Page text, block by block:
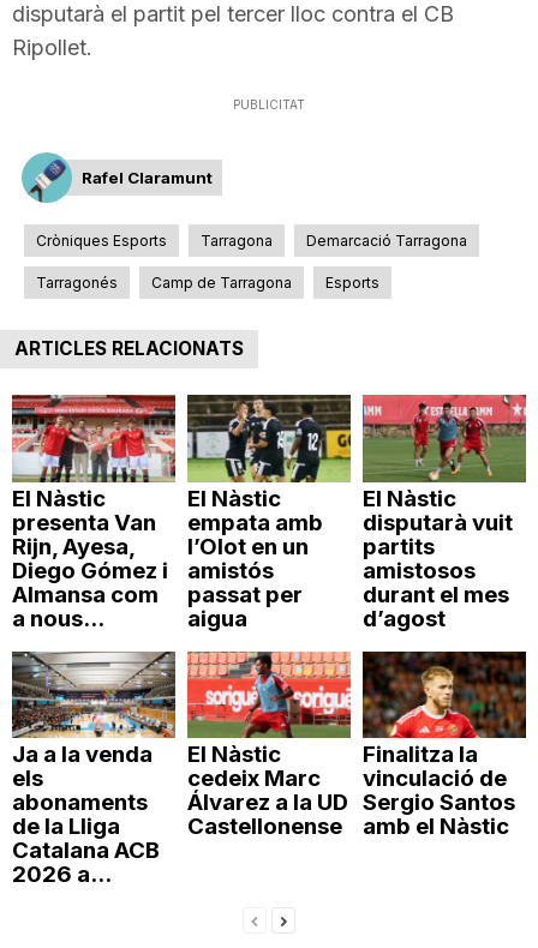
disputarà el partit pel tercer lloc contra el CB
Ripollet.
PUBLICITAT
Rafel Claramunt
Cròniques Esports Tarragona Demarcació Tarragona
Tarragonés Camp de Tarragona Esports
ARTICLES RELACIONATS
El Nàstic
presenta Van
Rijn, Ayesa,
Diego Gómez i
Almansa com
a nous...
El Nàstic
empata amb
l’Olot en un
amistós
passat per
aigua
El Nàstic
disputarà vuit
partits
amistosos
durant el mes
d’agost
Ja a la venda
els
abonaments
de la Lliga
Catalana ACB
2026 a...
El Nàstic
cedeix Marc
Álvarez a la UD
Castellonense
Finalitza la
vinculació de
Sergio Santos
amb el Nàstic